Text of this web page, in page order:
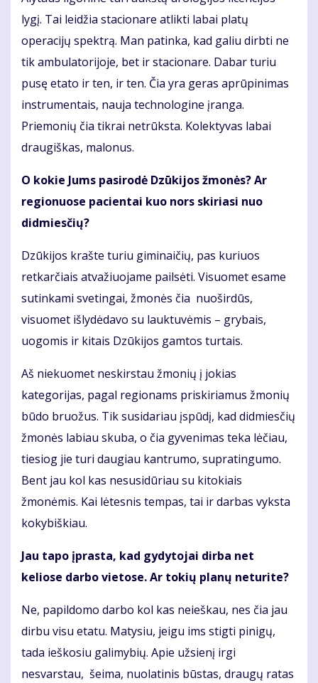
lygį. Tai leidžia stacionare atlikti labai platų
operacijų spektrą. Man patinka, kad galiu dirbti ne
tik ambulatorijoje, bet ir stacionare. Dabar turiu
pusę etato ir ten, ir ten. Čia yra geras aprūpinimas
instrumentais, nauja technologine įranga.
Priemonių čia tikrai netrūksta. Kolektyvas labai
draugiškas, malonus.
O kokie Jums pasirodė Dzūkijos žmonės? Ar
regionuose pacientai kuo nors skiriasi nuo
didmiesčių?
Dzūkijos krašte turiu giminaičių, pas kuriuos
retkarčiais atvažiuojame pailsėti. Visuomet esame
sutinkami svetingai, žmonės čia nuoširdūs,
visuomet išlydėdavo su lauktuvėmis – grybais,
uogomis ir kitais Dzūkijos gamtos turtais.
Aš niekuomet neskirstau žmonių į jokias
kategorijas, pagal regionams priskiriamus žmonių
būdo bruožus. Tik susidariau įspūdį, kad didmiesčių
žmonės labiau skuba, o čia gyvenimas teka lėčiau,
tiesiog jie turi daugiau kantrumo, supratingumo.
Bent jau kol kas nesusidūriau su kitokiais
žmonėmis. Kai lėtesnis tempas, tai ir darbas vyksta
kokybiškiau.
Jau tapo įprasta, kad gydytojai dirba net
keliose darbo vietose. Ar tokių planų neturite?
Ne, papildomo darbo kol kas neieškau, nes čia jau
dirbu visu etatu. Matysiu, jeigu ims stigti pinigų,
tada ieškosiu galimybių. Apie užsienį irgi
nesvarstau, šeima, nuolatinis būstas, draugų ratas